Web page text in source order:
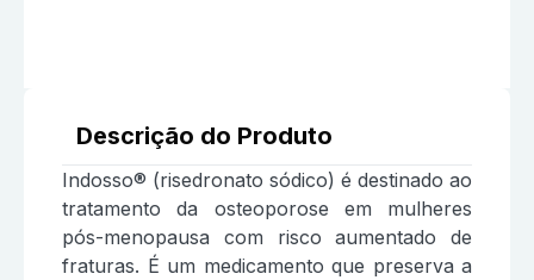
Descrição do Produto
Indosso® (risedronato sódico) é destinado ao
tratamento da osteoporose em mulheres
pós-menopausa com risco aumentado de
fraturas. É um medicamento que preserva a